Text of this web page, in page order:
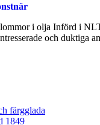
i olja Införd i
och duktiga
färgglada
1849